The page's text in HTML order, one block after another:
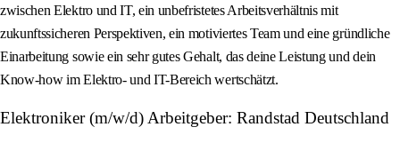
zwischen Elektro und IT, ein unbefristetes Arbeitsverhältnis mit
zukunftssicheren Perspektiven, ein motiviertes Team und eine gründliche
Einarbeitung sowie ein sehr gutes Gehalt, das deine Leistung und dein
Know-how im Elektro- und IT-Bereich wertschätzt.
Elektroniker (m/w/d) Arbeitgeber: Randstad Deutschland